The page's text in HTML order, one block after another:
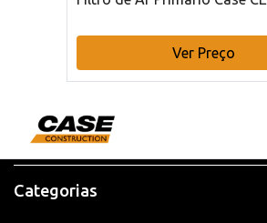
Ver Preço
Categorias